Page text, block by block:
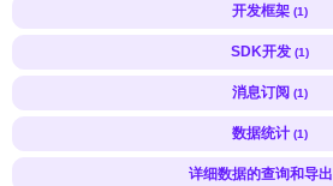
开发框架 (1)
SDK开发 (1)
消息订阅 (1)
数据统计 (1)
详细数据的查询和导出